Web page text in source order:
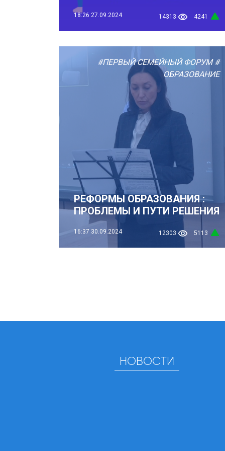
18:26 27.09.2024 14313 4241
#ПЕРВЫЙ СЕМЕЙНЫЙ ФОРУМ #
ОБРАЗОВАНИЕ
РЕФОРМЫ ОБРАЗОВАНИЯ :
ПРОБЛЕМЫ И ПУТИ РЕШЕНИЯ
16:37 30.09.2024 12303 5113
НОВОСТИ